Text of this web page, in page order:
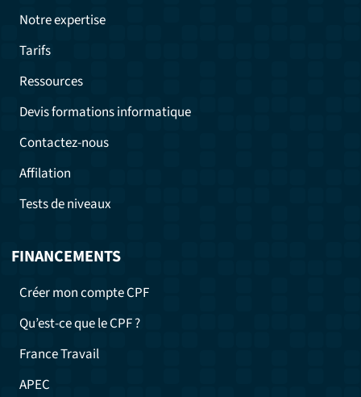
Notre expertise
Tarifs
Ressources
Devis formations informatique
Contactez-nous
Affilation
Tests de niveaux
FINANCEMENTS
Créer mon compte CPF
Qu’est-ce que le CPF ?
France Travail
APEC